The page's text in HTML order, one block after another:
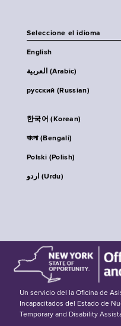
Seleccione el idioma
English
العربية (Arabic)
русский (Russian)
한국어 (Korean)
বাংলা (Bengali)
Polski (Polish)
اردو (Urdu)
Un servicio del la Oficina de
Incapacitados del Estado de
Temporary and Disability